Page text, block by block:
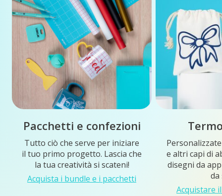
Pacchetti e confezioni
Tutto ciò che serve per iniziare
il tuo primo progetto. Lascia che
la tua creatività si scateni!
Acquista i bundle e i pacchetti
e altri capi di
disegni da
da
Acquistare